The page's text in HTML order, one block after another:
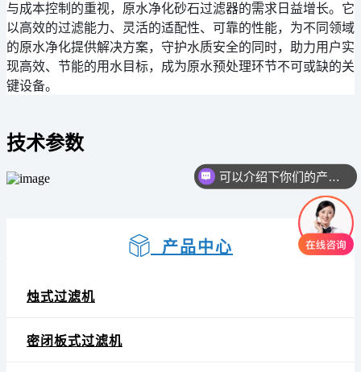
与成本控制的重视，原水净化砂石过滤器的需求日益增长。它
以高效的过滤能力、灵活的适配性、可靠的性能，为不同领域
的原水净化提供解决方案，守护水质安全的同时，助力用户实
现高效、节能的用水目标，成为原水预处理环节不可或缺的关
键设备。
技术参数
产品中心
烛式过滤机
密闭板式过滤机